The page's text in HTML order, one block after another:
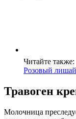
Читайте также:
Розовый
Травоген
Молочница